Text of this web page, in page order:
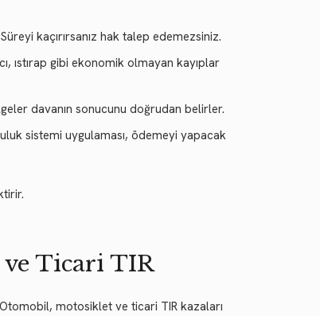
kaçırırsanız hak talep edemezsiniz.
ıstırap gibi ekonomik olmayan kayıplar
davanın sonucunu doğrudan belirler.
sistemi uygulaması, ödemeyi yapacak
Ticari TIR
Otomobil, motosiklet ve ticari TIR kazaları